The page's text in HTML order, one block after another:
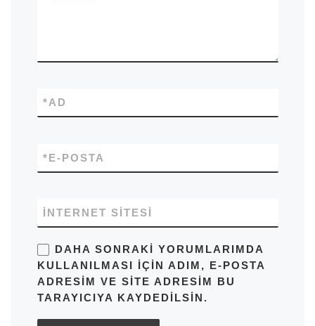
AD
*
E-POSTA
*
İNTERNET SITESI
DAHA SONRAKI YORUMLARIMDA
KULLANILMASI IÇIN ADIM, E-POSTA
ADRESIM VE SITE ADRESIM BU
TARAYICIYA KAYDEDILSIN.